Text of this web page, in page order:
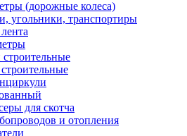
(дорожные колеса)
угольники, транспортиры
строительные
для скотча
и отопления